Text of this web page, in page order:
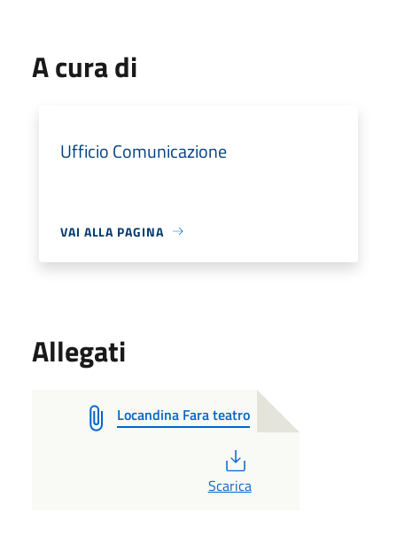
A cura di
Ufficio Comunicazione
VAI ALLA PAGINA
Allegati
Locandina Fara teatro
Scarica